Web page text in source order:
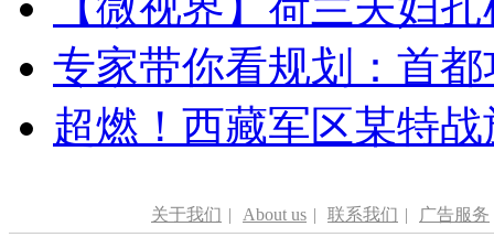
专家带你看规划：首
超燃！西藏军区某特
关于我们 | About us | 联系我们 | 广告服务